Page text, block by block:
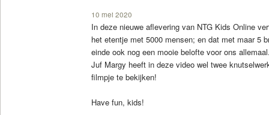
10 mei 2020
In deze nieuwe aflevering van NTG Kids Online
het etentje met 5000 mensen; en dat met maar 5
einde ook nog een mooie belofte voor ons
Juf Margy heeft in deze video wel twee
filmpje te bekijken!
Have fun, kids!